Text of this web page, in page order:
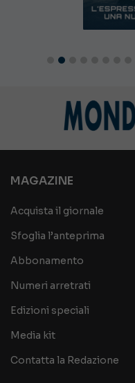
MAGAZINE
Acquista il giornale
Sfoglia l’anteprima
Abbonamento
Numeri arretrati
Edizioni speciali
Media kit
Contatta la Redazione